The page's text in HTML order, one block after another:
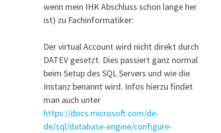
wenn mein IHK Abschluss schon lange her
ist) zu Fachinformatiker:
Der virtual Account wird nicht direkt durch
DATEV gesetzt. Dies passiert ganz normal
beim Setup des SQL Servers und wie die
Instanz benannt wird. Infos hierzu findet
man auch unter
https://docs.microsoft.com/de-
de/sql/database-engine/configure-